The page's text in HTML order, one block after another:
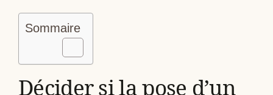
Sommaire
Décider si la pose d’un